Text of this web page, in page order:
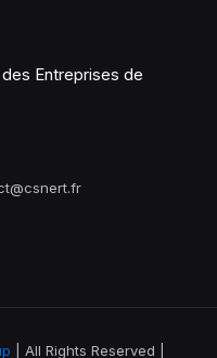
Entreprises de
| All Rights Reserved |